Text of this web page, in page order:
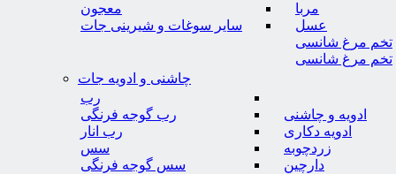
مربا
عسل
تخم مرغ شانسی
تخم مرغ شانسی
معجون
سایر سوغات و شیرینی جات
چاشنی و ادویه جات
ادویه و چاشنی
ادویه دکاری
زردچوبه
دارچین
رب
رب گوجه فرنگی
رب انار
سس
سس گوجه فرنگی